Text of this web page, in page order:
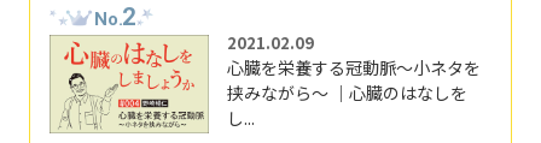
No.2
2021.02.09
心臓を栄養する冠動脈～小ネタを
挟みながら～ ｜心臓のはなしを
し...